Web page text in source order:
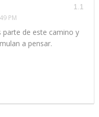
1.1
PM
parte de este camino y
a pensar.